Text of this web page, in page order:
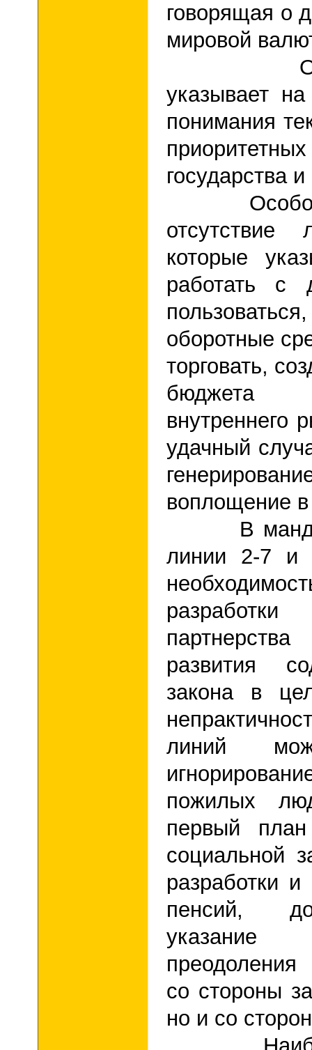
говорящая о
мировой
указывает
понимания
государства
Особое
которые
работать с
оборотные
торговать,
бюджета
внутреннего
удачный
воплощение
В мандале
линии 2-7 и
разработки
развития
закона в
линий
пожилых
первый
социальной
разработки
пенсий,
указание
преодоления
со стороны
но и со